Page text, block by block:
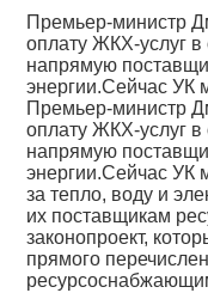
Премьер-министр
оплату ЖКХ-услуг
напрямую
энергии.Сейчас УК
Премьер-министр
оплату ЖКХ-услуг
напрямую
энергии.Сейчас УК
за тепло, воду и
их поставщикам
законопроект,
прямого